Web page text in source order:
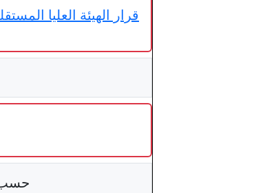
حسب